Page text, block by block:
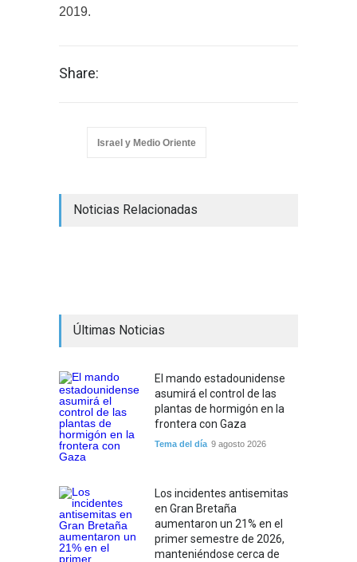
2019.
Share:
Israel y Medio Oriente
Noticias Relacionadas
Últimas Noticias
El mando estadounidense
asumirá el control de las
plantas de hormigón en la
frontera con Gaza
Tema del día 9 agosto 2026
Los incidentes antisemitas
en Gran Bretaña
aumentaron un 21% en el
primer semestre de 2026,
manteniéndose cerca de